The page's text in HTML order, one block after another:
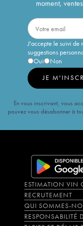
moment,
J'accepte le suivi de
suggestions
Oui
Non
JE
En vous inscrivant, vous
pouvez vous désabonner à
ESTIMATION VIN
RECRUTEMENT
QUI SOMMES-
RESPONSABILITÉ